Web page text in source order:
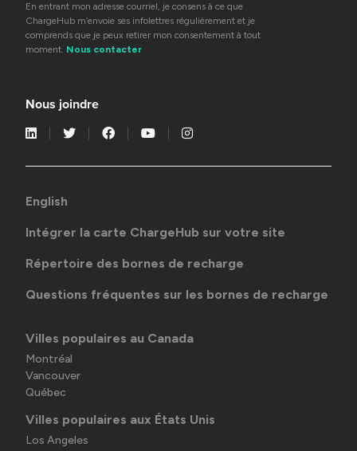
En entrant mon adresse courriel, je consens à ce que
ChargeHub m’envoie ses infolettres régulièrement et je
comprends que je peux retirer mon consentement à tout
moment. Nous contacter
Nous joindre
English
Intégrer la carte ChargeHub sur votre site
Répertoire des bornes de recharge
Questions fréquentes sur les bornes de recharge
Villes populaires au Canada
Montréal
Vancouver
Québec
Villes populaires aux États Unis
Los Angeles